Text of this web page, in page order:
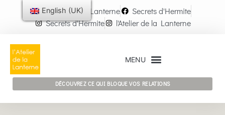
l'Atelier de la Lanterne
Secrets d'Hermite
Secrets d'Hermite
l'Atelier de la Lanterne
DÉCOUVREZ CE QUI BLOQUE VOS RELATIONS
English (UK)